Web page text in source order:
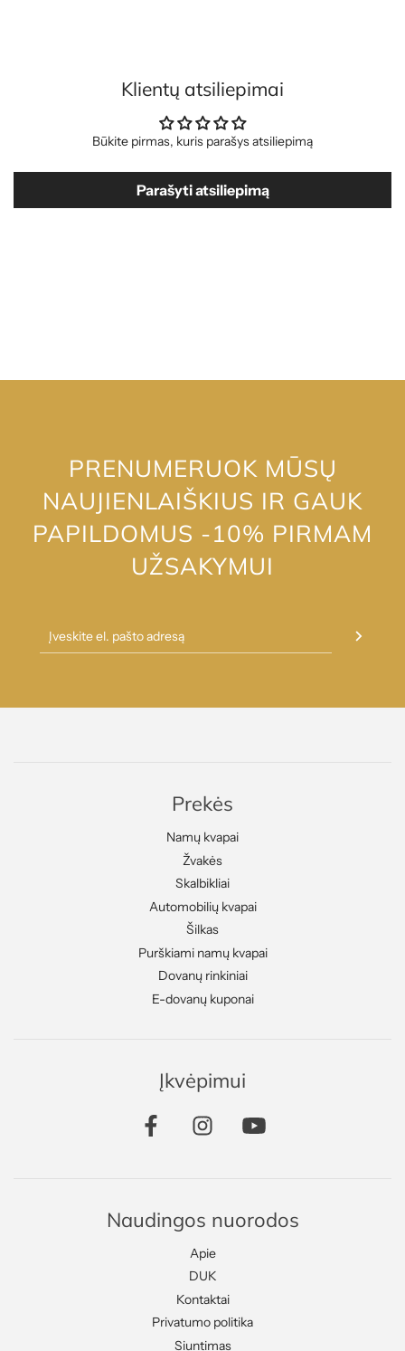
Klientų atsiliepimai
Būkite pirmas, kuris parašys atsiliepimą
Parašyti atsiliepimą
PRENUMERUOK MŪSŲ
NAUJIENLAIŠKIUS IR GAUK
PAPILDOMUS -10% PIRMAM
UŽSAKYMUI
Prekės
Namų kvapai
Žvakės
Skalbikliai
Automobilių kvapai
Šilkas
Purškiami namų kvapai
Dovanų rinkiniai
E-dovanų kuponai
Įkvėpimui
Naudingos nuorodos
Apie
DUK
Kontaktai
Privatumo politika
Siuntimas